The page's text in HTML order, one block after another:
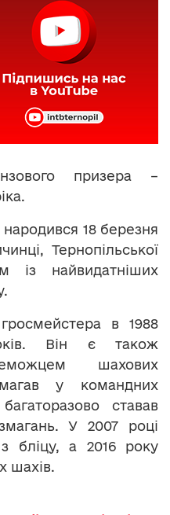
призера –
народився 18 березня
Тернопільської
із найвидатніших
в 1988
Він є також
шахових
у командних
ставав
У 2007 році
бліцу, а 2016 року
шахів.